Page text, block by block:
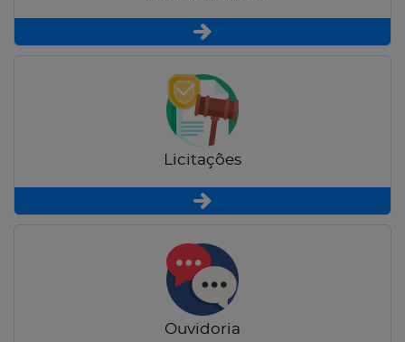
Licitações
Ouvidoria